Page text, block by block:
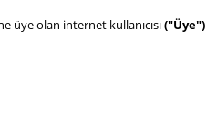
olan internet kullanıcısı("Üye")